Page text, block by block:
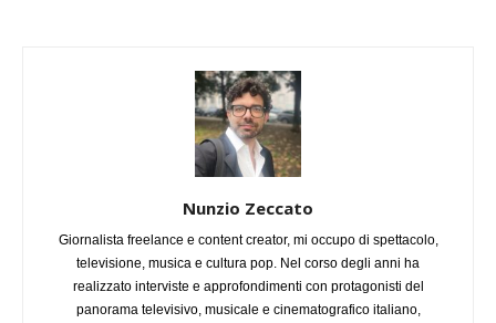
Nunzio Zeccato
Giornalista freelance e content creator, mi occupo di spettacolo,
televisione, musica e cultura pop. Nel corso degli anni ha
realizzato interviste e approfondimenti con protagonisti del
panorama televisivo, musicale e cinematografico italiano,